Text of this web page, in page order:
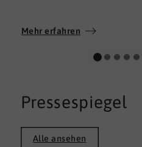
Wir wünschen allen
persönlichen Weg und
Mehr erfahren
Pressespiegel
Alle ansehen